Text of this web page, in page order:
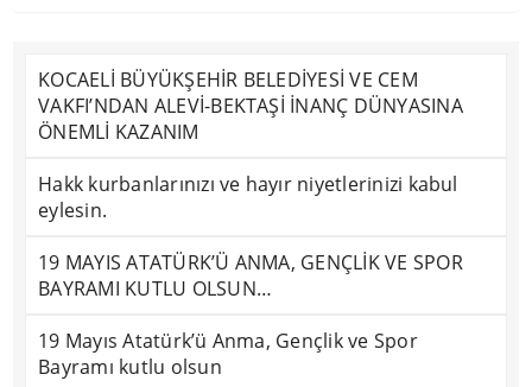
KOCAELİ BÜYÜKŞEHİR BELEDİYESİ VE CEM
VAKFI’NDAN ALEVİ-BEKTAŞİ İNANÇ DÜNYASINA
ÖNEMLİ KAZANIM
Hakk kurbanlarınızı ve hayır niyetlerinizi kabul
eylesin.
19 MAYIS ATATÜRK’Ü ANMA, GENÇLİK VE SPOR
BAYRAMI KUTLU OLSUN…
19 Mayıs Atatürk’ü Anma, Gençlik ve Spor
Bayramı kutlu olsun